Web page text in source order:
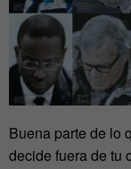
Buena parte de lo
decide fuera de tu